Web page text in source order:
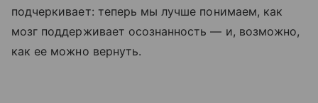
подчеркивает: теперь мы лучше понимаем, как
мозг поддерживает осознанность — и, возможно,
как ее можно вернуть.